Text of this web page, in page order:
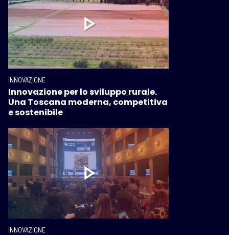
INNOVAZIONE
Innovazione per lo sviluppo rurale.
Una Toscana moderna, competitiva
e sostenibile
INNOVAZIONE